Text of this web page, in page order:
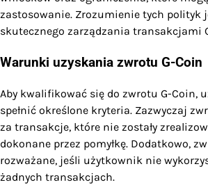
zastosowanie. Zrozumienie tych polityk
skutecznego zarządzania transakcjami
Warunki uzyskania zwrotu G-Coin
Aby kwalifikować się do zwrotu G-Coin,
spełnić określone kryteria. Zazwyczaj
za transakcje, które nie zostały
dokonane przez pomyłkę. Dodatkowo,
rozważane, jeśli użytkownik nie
żadnych transakcjach.